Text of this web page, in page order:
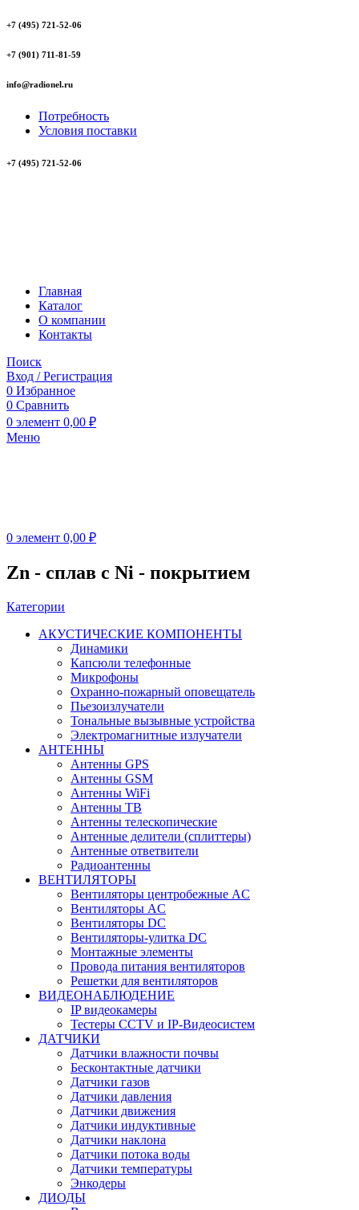
+7 (495) 721-52-06
+7 (901) 711-81-59
info@radionel.ru
Потребность
Условия поставки
+7 (495) 721-52-06
Главная
Каталог
О компании
Контакты
Поиск
Вход / Регистрация
0 Избранное
0 Сравнить
0 элемент 0,00 ₽
Меню
0 элемент 0,00 ₽
Zn - сплав с Ni - покрытием
Категории
АКУСТИЧЕСКИЕ КОМПОНЕНТЫ
Динамики
Капсюли телефонные
Микрофоны
Охранно-пожарный оповещатель
Пьезоизлучатели
Тональные вызывные устройства
Электромагнитные излучатели
АНТЕННЫ
Антенны GPS
Антенны GSM
Антенны WiFi
Антенны ТВ
Антенны телескопические
Антенные делители (сплиттеры)
Антенные ответвители
Радиоантенны
ВЕНТИЛЯТОРЫ
Вентиляторы центробежные AC
Вентиляторы AC
Вентиляторы DC
Вентиляторы-улитка DC
Монтажные элементы
Провода питания вентиляторов
Решетки для вентиляторов
ВИДЕОНАБЛЮДЕНИЕ
IP видеокамеры
Тестеры CCTV и IP-Видеосистем
ДАТЧИКИ
Датчики влажности почвы
Бесконтактные датчики
Датчики газов
Датчики давления
Датчики движения
Датчики индуктивные
Датчики наклона
Датчики потока воды
Датчики температуры
Энкодеры
ДИОДЫ